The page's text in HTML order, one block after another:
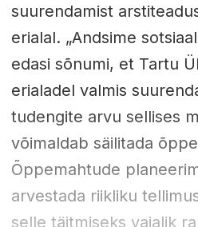
suurendamist
erialal. „Andsime
edasi sõnumi, et Tartu
erialadel valmis
tudengite arvu sellises
võimaldab säilitada
Õppemahtude
arvestada riikliku
selle täitmiseks vajalik